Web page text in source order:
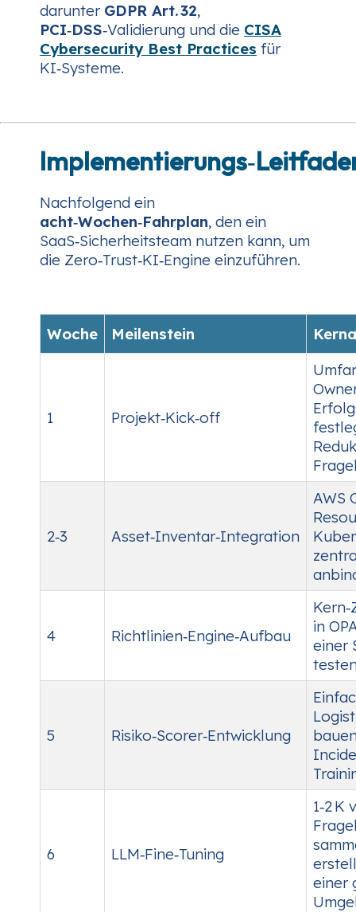
darunter GDPR Art. 32,
PCI‑DSS‑Validierung und die CISA
Cybersecurity Best Practices für
KI‑Systeme.
Nachfolgend ein
acht‑Wochen‑Fahrplan, den ein
SaaS‑Sicherheitsteam nutzen kann, um
die Zero‑Trust‑KI‑Engine einzuführen.
Woche Meilenstein
1 Projekt‑Kick‑off
2‑3 Asset‑Inventar‑Integration
AWS
4 Richtlinien‑Engine‑Aufbau
in
einer
5 Risiko‑Scorer‑Entwicklung
6 LLM‑Fine‑Tuning
1‑2 K
einer